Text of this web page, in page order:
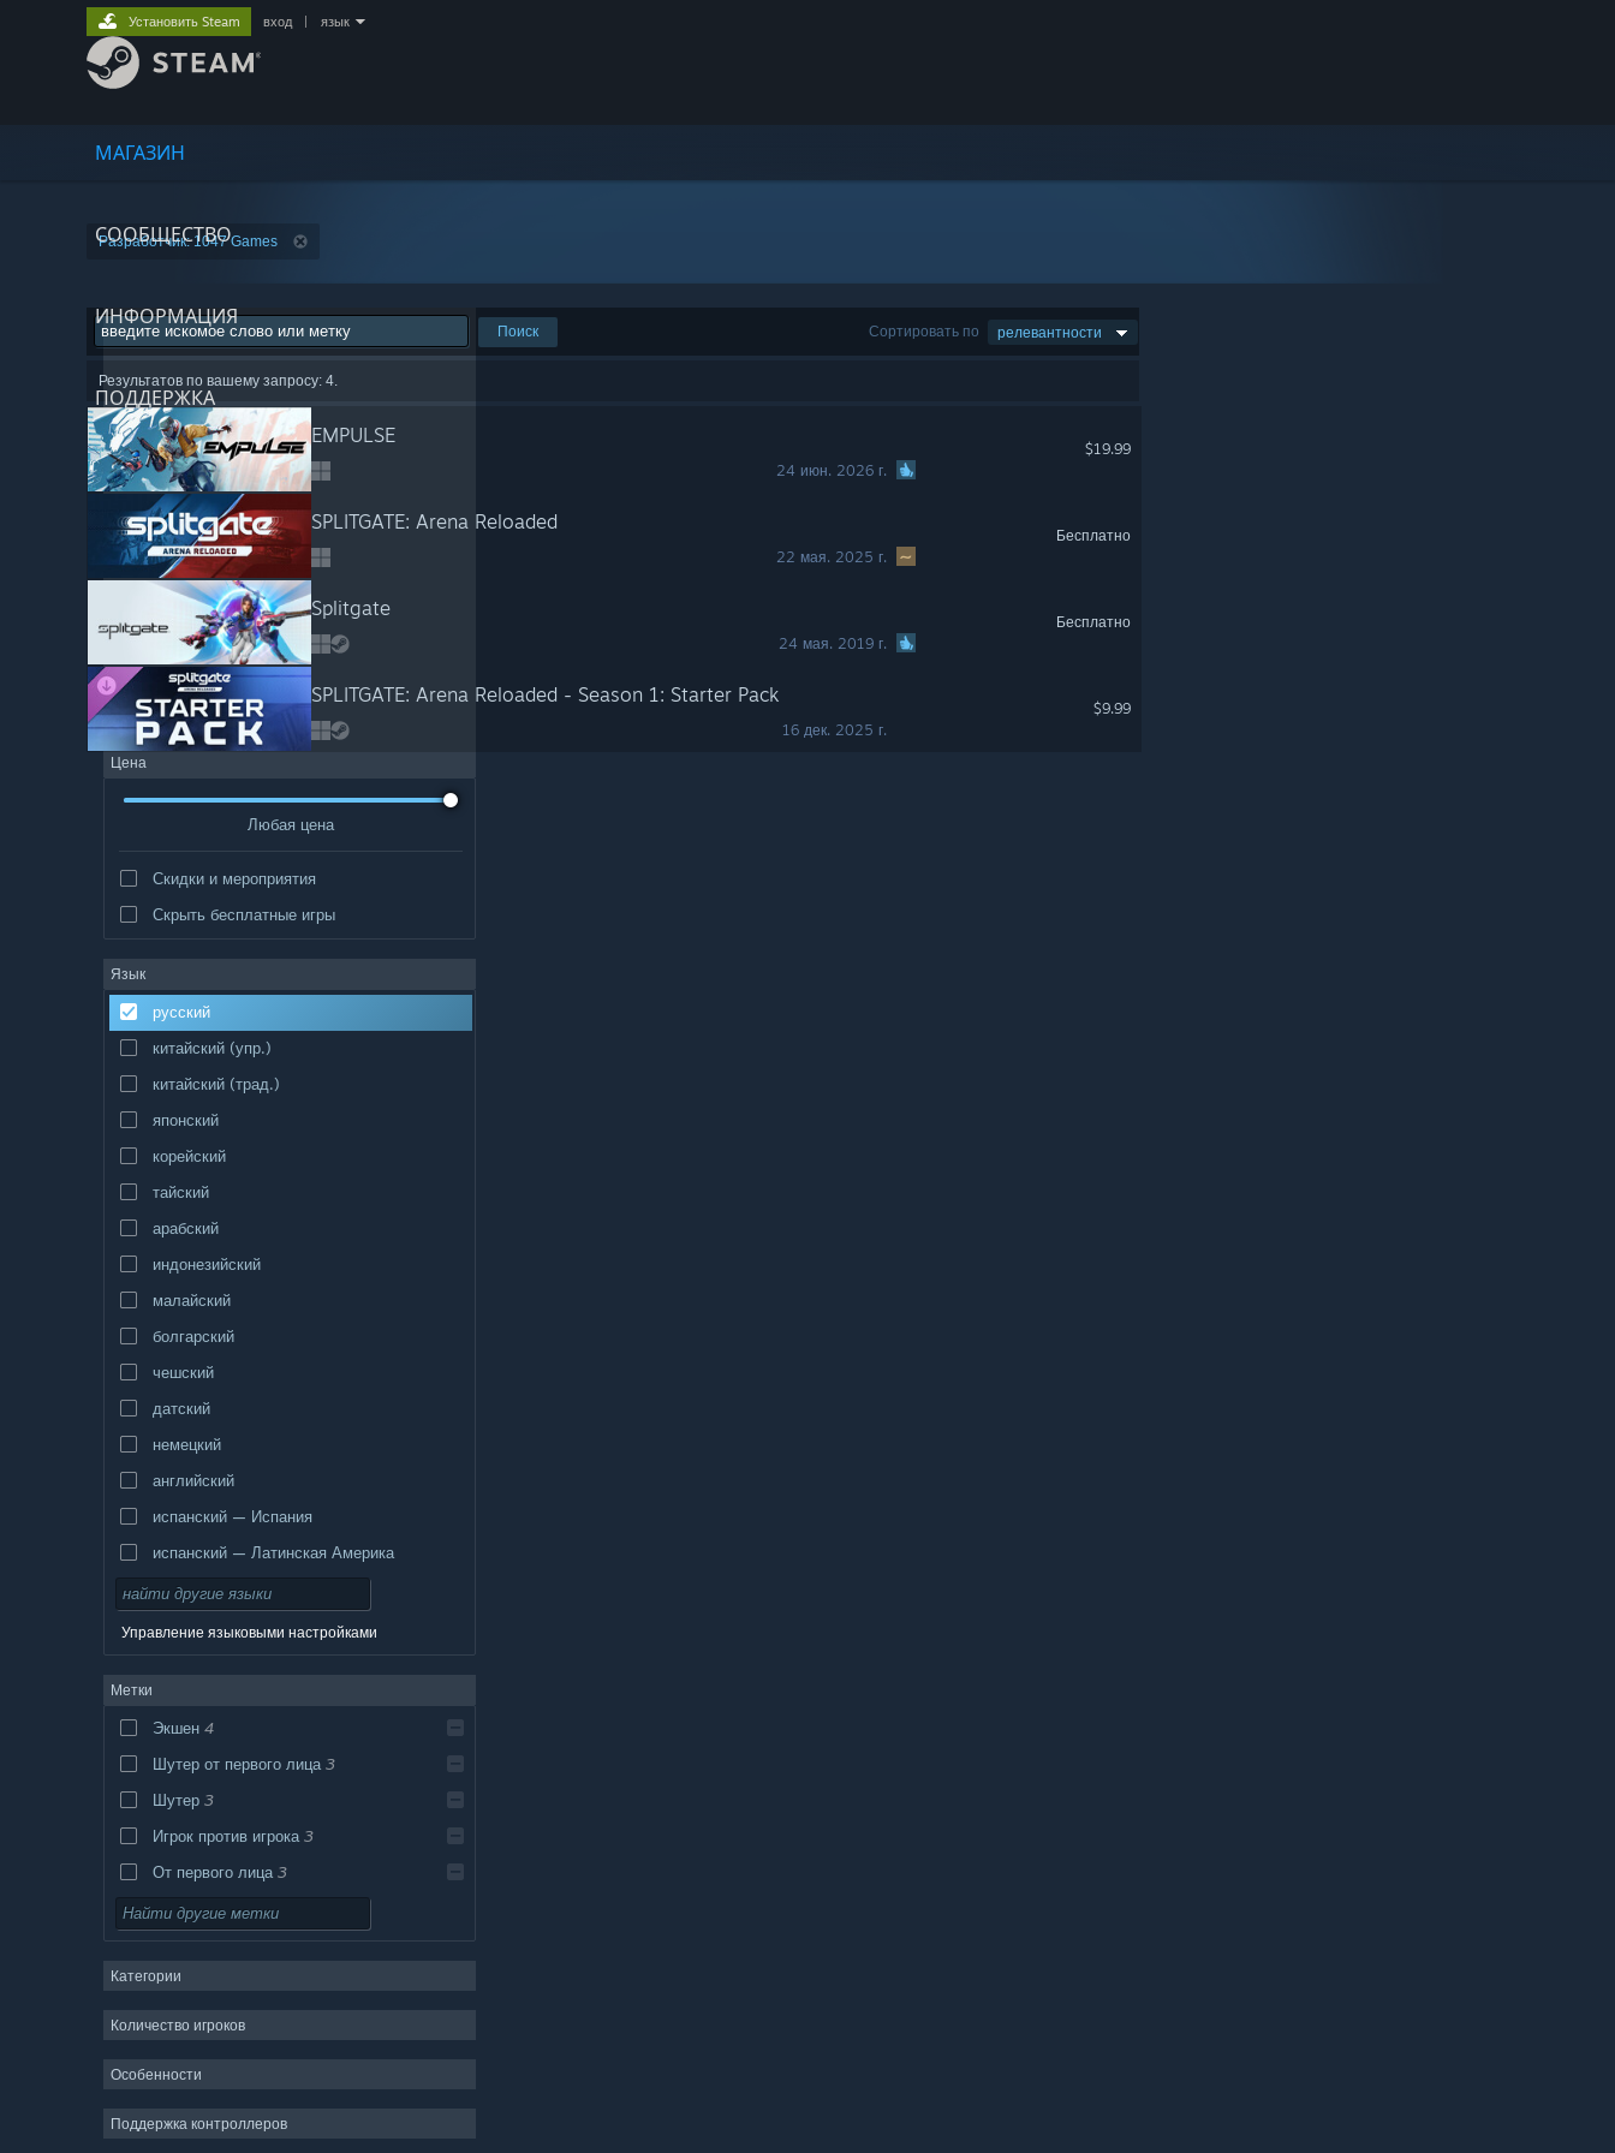
МАГАЗИН
СООБЩЕСТВО
ИНФОРМАЦИЯ
ПОДДЕРЖКА
Установить Steam вход язык
Разработчик: 1047 Games
Сортировать по релевантности
Поиск
Результатов по вашему запросу: 4.
EMPULSE
24 июн. 2026 г.
$19.99
SPLITGATE: Arena Reloaded
22 мая. 2025 г.
Бесплатно
Splitgate
24 мая. 2019 г.
Бесплатно
SPLITGATE: Arena Reloaded - Season 1: Starter Pack
16 дек. 2025 г.
$9.99
Цена
Любая цена
Скидки и мероприятия
Скрыть бесплатные игры
Язык
русский
китайский (упр.)
китайский (трад.)
японский
корейский
тайский
арабский
индонезийский
малайский
болгарский
чешский
датский
немецкий
английский
испанский — Испания
испанский — Латинская Америка
Управление языковыми настройками
Метки
Экшен 4
Шутер от первого лица 3
Шутер 3
Игрок против игрока 3
От первого лица 3
Для нескольких игроков
Стратегия
Бесплатная игра
Категории
Количество игроков
Особенности
Поддержка контроллеров